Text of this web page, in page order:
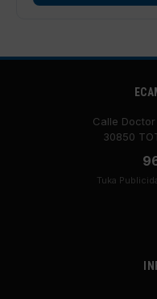
Calle
30850
Tuka